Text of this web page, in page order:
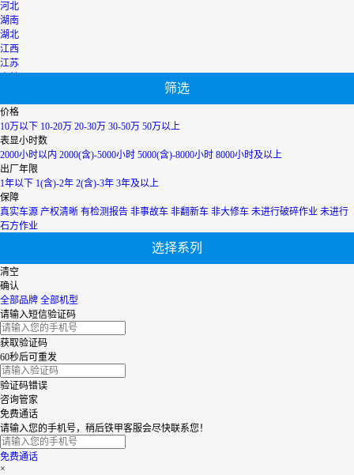
河北
湖南
湖北
江西
江苏
宁夏
内蒙古
青海
上海
陕西
山西
山东
四川
天津
台湾
新疆
香港
云南
浙江
筛选
价格
10万以下 10-20万 20-30万 30-50万 50万以上
表显小时数
2000小时以内 2000(含)-5000小时 5000(含)-8000小时 8000小时及以上
出厂年限
1年以下 1(含)-2年 2(含)-3年 3年及以上
保障
真实车源 产权清晰 有检测报告 非事故车 非翻新车 非大修车 未进行破碎作业 未进行
石方作业
选择系列
清空
确认
全部品牌 全部机型
请输入短信验证码
获取验证码
60秒后可重发
验证码错误
咨询管家
免费通话
请输入您的手机号，稍后铁甲客服会尽快联系您！
免费通话
×